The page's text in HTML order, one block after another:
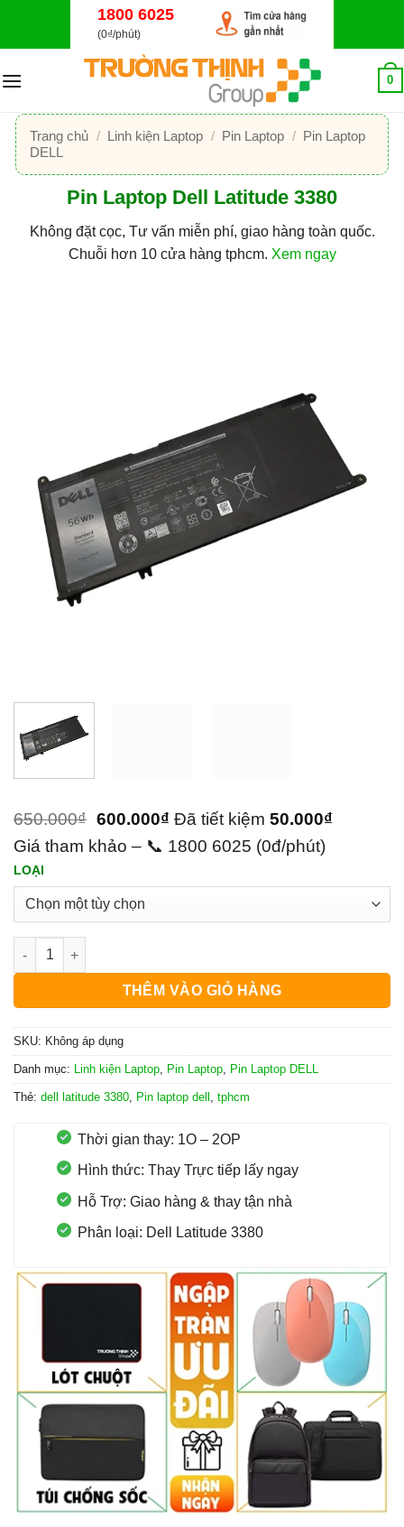
dung
1800 6025
(0₫/phút)
0
Trang chủ / Linh kiện Laptop / Pin Laptop / Pin Laptop
DELL
Pin Laptop Dell Latitude 3380
Không đặt cọc, Tư vấn miễn phí, giao hàng toàn quốc.
Chuỗi hơn 10 cửa hàng tphcm. Xem ngay
650.000₫ 600.000₫ Đã tiết kiệm 50.000₫
Giá tham khảo – 📞 1800 6025 (0đ/phút)
LOẠI
Pin Laptop Dell Latitude 3380 số lượng
THÊM VÀO GIỎ HÀNG
SKU: Không áp dụng
Danh mục: Linh kiện Laptop Pin Laptop Pin Laptop DELL
Thẻ: dell latitude 3380 Pin laptop dell tphcm
Thời gian thay: 1O – 2OP
Hình thức: Thay Trực tiếp lấy ngay
Hỗ Trợ: Giao hàng & thay tận nhà
Phân loại: Dell Latitude 3380